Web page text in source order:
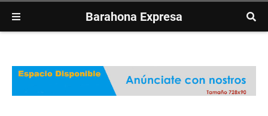
Barahona Expresa